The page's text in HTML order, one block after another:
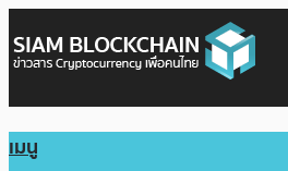
เมนู